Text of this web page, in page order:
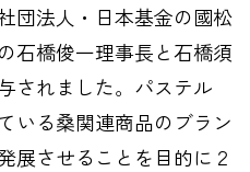
団法人・日本基金の國松
石橋俊一理事長と石橋須
されました。パステル
いる桑関連商品のブラン
展させることを目的に２